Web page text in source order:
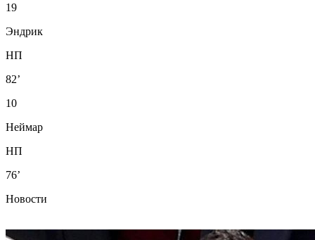
19
Эндрик
НП
82’
10
Неймар
НП
76’
Новости